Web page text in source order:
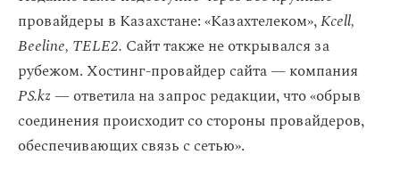
провайдеры в Казахстане: «Казахтелеком»,Kcell,
Beeline, TELE2. Сайт также не открывался за
рубежом. Хостинг-провайдер сайта — компания
PS.kz— ответила на запрос редакции, что «обрыв
соединения происходит со стороны провайдеров,
обеспечивающих связь с сетью».